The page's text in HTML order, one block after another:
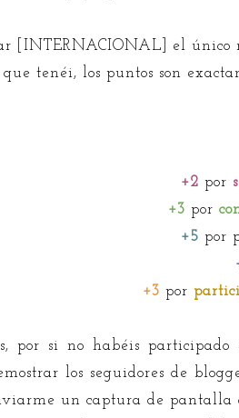
[INTERNACIONAL] el único
tenéi, los puntos son
+2 por
+3 por
+5 por
+3 por
por si no habéis participado
los seguidores de
un captura de pantalla